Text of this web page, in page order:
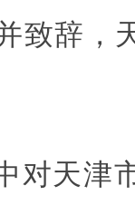
致辞，
对天津